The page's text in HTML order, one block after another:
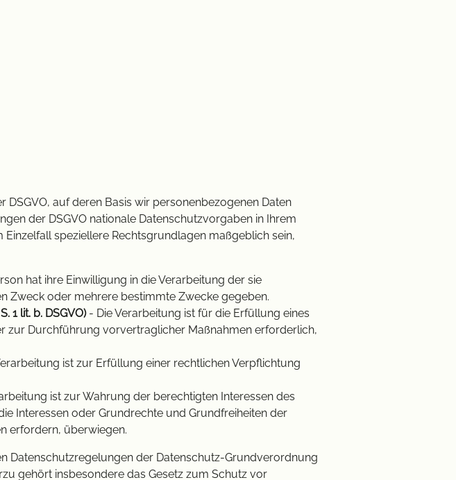
auf deren Basis wir personenbezogenen Daten
der DSGVO nationale Datenschutzvorgaben in Ihrem
speziellere Rechtsgrundlagen maßgeblich sein,
hat ihre Einwilligung in die Verarbeitung der sie
Zweck oder mehrere bestimmte Zwecke gegeben.
1 lit. b. DSGVO)- Die Verarbeitung ist für die Erfüllung eines
zur Durchführung vorvertraglicher Maßnahmen erforderlich,
ist zur Erfüllung einer rechtlichen Verpflichtung
ist zur Wahrung der berechtigten Interessen des
Interessen oder Grundrechte und Grundfreiheiten der
erfordern, überwiegen.
Datenschutzregelungen der Datenschutz-Grundverordnung
gehört insbesondere das Gesetz zum Schutz vor